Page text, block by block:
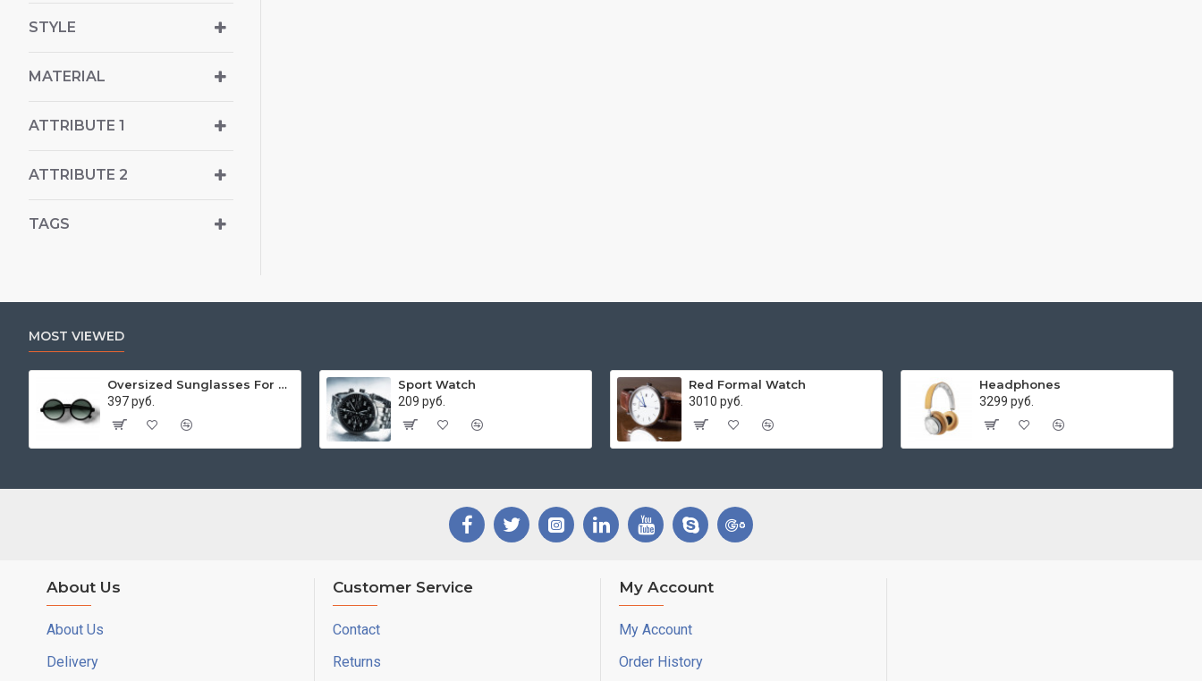
STYLE
MATERIAL
ATTRIBUTE 1
ATTRIBUTE 2
TAGS
MOST VIEWED
Oversized Sunglasses For Long Summer Days
397 руб.
Sport Watch
209 руб.
Red Formal Watch
3010 руб.
Headphones
3299 руб.
About Us
About Us
Delivery
Customer Service
Contact
Returns
My Account
My Account
Order History